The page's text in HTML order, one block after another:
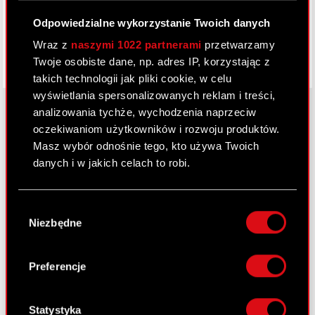
Odpowiedzialne wykorzystanie Twoich danych
Wraz z naszymi 1022 partnerami przetwarzamy
Twoje osobiste dane, np. adres IP, korzystając z
takich technologii jak pliki cookie, w celu
wyświetlania spersonalizowanych reklam i treści,
analizowania tychże, wychodzenia naprzeciw
oczekiwaniom użytkowników i rozwoju produktów.
Masz wybór odnośnie tego, kto używa Twoich
danych i w jakich celach to robi.
lokalizacji geograficznej z dokładnością nawet
Identyfikować Twoje urządzenie, aktywnie
analizując charakteryzującego je zbiory
palca)
zgody
Niezbędne
Preferencje
Statystyka
O CD PROJEKT
Grupa Kapitałowa
Inwestorzy
Kariera